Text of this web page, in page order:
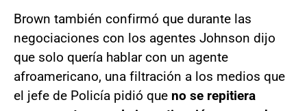
Brown también confirmó que durante las
negociaciones con los agentes Johnson dijo
que solo quería hablar con un agente
afroamericano, una filtración a los medios que
el jefe de Policía pidió que no se repitiera